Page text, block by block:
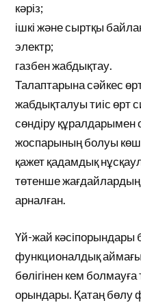
кәріз;
ішкі және сыртқы
электр;
газбен жабдықтау.
Талаптарына сәйкес
жабдықталуы тиіс өрт
сөндіру құралдарымен
жоспарының болуы
қажет қадамдық
төтенше
арналған.
Үй-жай кәсіпорындары
функционалдық аймағы.
бөлігінен кем
орындары. Қатаң бөлу